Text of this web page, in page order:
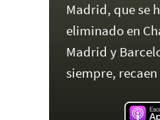
Madrid, que se
eliminado en
Madrid y
siempre,